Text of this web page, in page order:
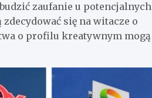
zaufanie u potencjalnych
się na witacze o
o profilu kreatywnym mogą